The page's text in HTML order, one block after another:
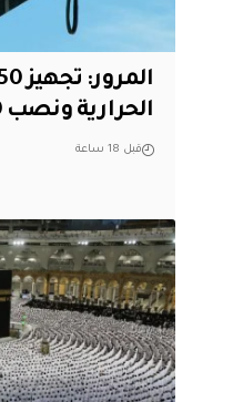
الحرارية ونصب 20 راداراً في بغداد
قبل 18 ساعة